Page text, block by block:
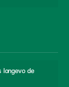
longevo de